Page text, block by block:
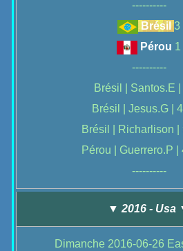
----------
Brésil3
Pérou 1
----------
Brésil | Santos.E |
Brésil | Jesus.G |
Brésil | Richarlison |
Pérou | Guerrero.P |
----------
▼ 2016 - Usa
Dimanche 2016-06-26